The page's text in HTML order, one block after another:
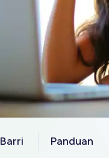
Barri Panduan